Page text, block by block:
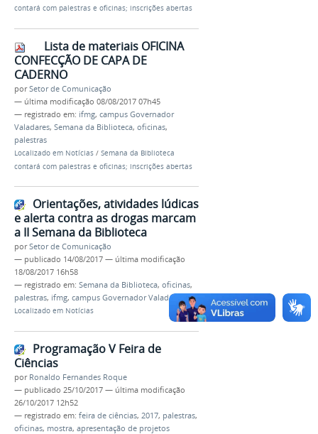
contará com palestras e oficinas; inscrições abertas
Lista de materiais OFICINA
CONFECÇÃO DE CAPA DE
CADERNO
porSetor de Comunicação
— última modificação 08/08/2017 07h45
— registrado em: ifmg, campus Governador
Valadares, Semana da Biblioteca, oficinas,
palestras
Localizado em Notícias / Semana da Biblioteca
contará com palestras e oficinas; inscrições abertas
Orientações, atividades lúdicas
e alerta contra as drogas marcam
a II Semana da Biblioteca
porSetor de Comunicação
— publicado 14/08/2017 — última modificação
18/08/2017 16h58
— registrado em: Semana da Biblioteca, oficinas,
palestras, ifmg, campus Governador Valadares
Localizado em Notícias
Programação V Feira de
Ciências
por Ronaldo Fernandes Roque
— publicado 25/10/2017 — última modificação
26/10/2017 12h52
— registrado em: feira de ciências, 2017, palestras,
oficinas, mostra, apresentação de projetos